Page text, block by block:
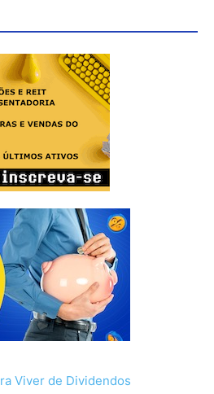
Viver de Dividendos